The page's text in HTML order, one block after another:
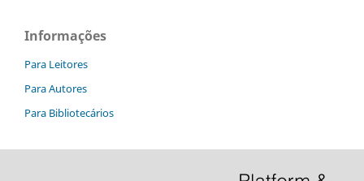
Informações
Para Leitores
Para Autores
Para Bibliotecários